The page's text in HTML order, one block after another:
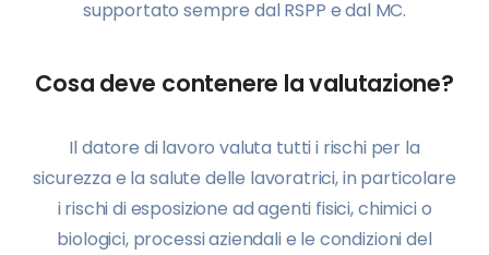
supportato sempre dal RSPP e dal MC.
Cosa deve contenere la valutazione?
Il datore di lavoro valuta tutti i rischi per la
sicurezza e la salute delle lavoratrici, in particolare
i rischi di esposizione ad agenti fisici, chimici o
biologici, processi aziendali e le condizioni del